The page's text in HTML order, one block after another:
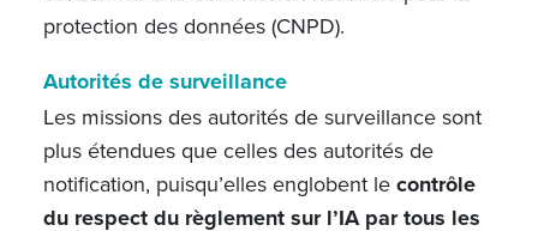
protection des données(CNPD).
Autorités de surveillance
Les missions des autorités de surveillance sont
plus étendues que celles des autorités de
notification, puisqu’elles englobent lecontrôle
du respect du règlement sur l’IA par tous les